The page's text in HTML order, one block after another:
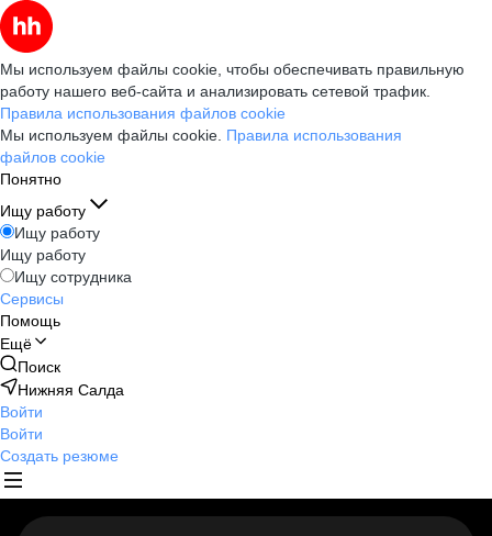
Мы используем файлы cookie, чтобы обеспечивать правильную
работу нашего веб-сайта и анализировать сетевой трафик.
Правила использования файлов cookie
Мы используем файлы cookie. Правила использования
файлов cookie
Понятно
Ищу работу
Ищу работу
Ищу работу
Ищу сотрудника
Сервисы
Помощь
Ещё
Поиск
Нижняя Салда
Войти
Войти
Создать резюме